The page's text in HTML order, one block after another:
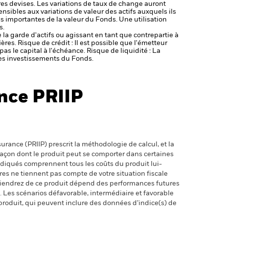
devises. Les variations de taux de change auront
aux variations de valeur des actifs auxquels ils
importantes de la valeur du Fonds. Une utilisation
garde d'actifs ou agissant en tant que contrepartie à
Risque de crédit : Il est possible que l'émetteur
le capital à l'échéance. Risque de liquidité : La
investissements du Fonds.
PRIIP
(PRIIP) prescrit la méthodologie de calcul, et la
dont le produit peut se comporter dans certaines
comprennent tous les coûts du produit lui-
ne tiennent pas compte de votre situation fiscale
de ce produit dépend des performances futures
scénarios défavorable, intermédiaire et favorable
qui peuvent inclure des données d’indice(s) de